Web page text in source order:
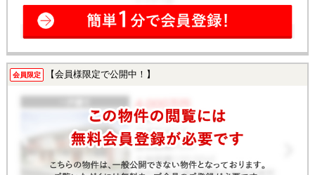
会員限定 【会員様限定で公開中！】